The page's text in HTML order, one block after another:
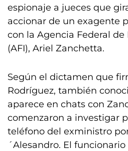
espionaje a jueces que
accionar de un exagente
con la Agencia Federal
(AFI), Ariel Zanchetta.
Según el dictamen que
Rodríguez, también
aparece en chats con
comenzaron a investigar
teléfono del exministro
´Alesandro. El